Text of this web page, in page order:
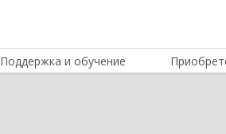
Поддержка и обучение